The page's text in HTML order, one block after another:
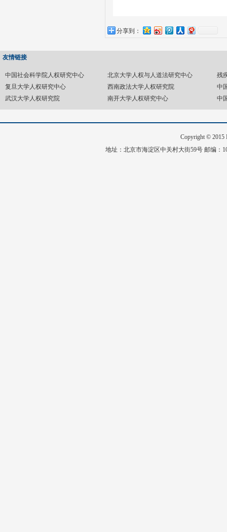
分享到：
友情链接
中国社会科学院人权研究中心 北京大学人权与人道法研究中心
残
复旦大学人权研究中心
西南政法大学人权研究院
中
武汉大学人权研究院
南开大学人权研究中心 中
Copyright © 2015
地址：北京市海淀区中关村大街59号 邮编：